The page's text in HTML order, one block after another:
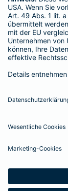
Kanäle
Facebook
Datenschutz